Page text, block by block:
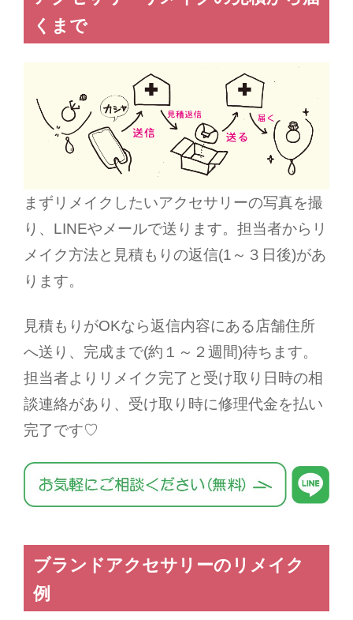
くまで
まずリメイクしたいアクセサリーの写真を撮
り、 LINEやメールで送ります。担当者からリ
メイク方法と見積もりの返信(1 ～３日後)があ
ります。
見積もりがOKなら返信内容にある店舗住所
へ送り、完成まで(約１～２週間)待ちます。
担当者よりリメイク完了と受け取り日時の相
談連絡があり、受け取り時に修理代金を払い
完了です♡
ブランドアクセサリーのリメイク
例